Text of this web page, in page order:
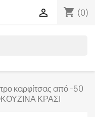
shopping_cart (0)

καρφίτσας από -50
ΚΡΑΣΙ